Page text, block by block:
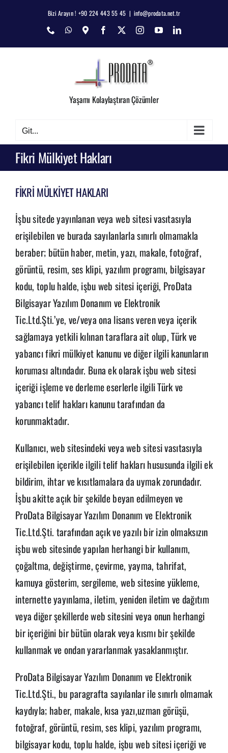
Bizi Arayın ! +90 224 443 55 45 | info@prodata.net.tr
Phone WhatsApp
Map Facebook Instagram
YouTubeLinkedIn
Yaşamı Kolaylaştıran Çözümler
Git...
Fikri Mülkiyet Hakları
FİKRİ MÜLKİYET HAKLARI
İşbu sitede yayınlanan veya web sitesi vasıtasıyla
erişilebilen ve burada sayılanlarla sınırlı olmamakla
beraber; bütün haber, metin, yazı, makale, fotoğraf,
görüntü, resim, ses klipi, yazılım programı, bilgisayar
kodu, toplu halde, işbu web sitesi içeriği, ProData
Bilgisayar Yazılım Donanım ve Elektronik
Tic.Ltd.Şti.’ye, ve/veya ona lisans veren veya içerik
sağlamaya yetkili kılınan taraflara ait olup, Türk ve
yabancı fikri mülkiyet kanunu ve diğer ilgili kanunların
koruması altındadır. Buna ek olarak işbu web sitesi
içeriği işleme ve derleme eserlerle ilgili Türk ve
yabancı telif hakları kanunu tarafından da
korunmaktadır.
Kullanıcı, web sitesindeki veya web sitesi vasıtasıyla
erişilebilen içerikle ilgili telif hakları hususunda ilgili ek
bildirim, ihtar ve kısıtlamalara da uymak zorundadır.
İşbu akitte açık bir şekilde beyan edilmeyen ve
ProData Bilgisayar Yazılım Donanım ve Elektronik
Tic.Ltd.Şti. tarafından açık ve yazılı bir izin olmaksızın
işbu web sitesinde yapılan herhangi bir kullanım,
çoğaltma, değiştirme, çevirme, yayma, tahrifat,
kamuya gösterim, sergileme, web sitesine yükleme,
internette yayınlama, iletim, yeniden iletim ve dağıtım
veya diğer şekillerde web sitesini veya onun herhangi
bir içeriğini bir bütün olarak veya kısmı bir şekilde
kullanmak ve ondan yararlanmak yasaklanmıştır.
ProData Bilgisayar Yazılım Donanım ve Elektronik
Tic.Ltd.Şti., bu paragrafta sayılanlar ile sınırlı olmamak
kaydıyla; haber, makale, kısa yazı,uzman görüşü,
fotoğraf, görüntü, resim, ses klipi, yazılım programı,
bilgisayar kodu, toplu halde, işbu web sitesi içeriği ve